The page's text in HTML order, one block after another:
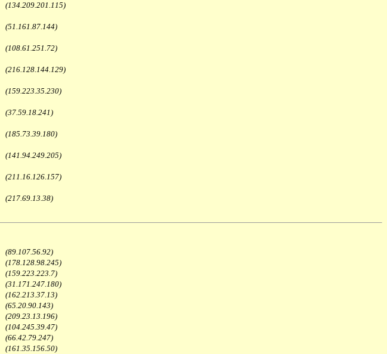
(134.209.201.115)
(51.161.87.144)
(108.61.251.72)
(216.128.144.129)
(159.223.35.230)
(37.59.18.241)
(185.73.39.180)
(141.94.249.205)
(211.16.126.157)
(217.69.13.38)
(89.107.56.92)
(178.128.98.245)
(159.223.223.7)
(31.171.247.180)
(162.213.37.13)
(65.20.90.143)
(209.23.13.196)
(104.245.39.47)
(66.42.79.247)
(161.35.156.50)